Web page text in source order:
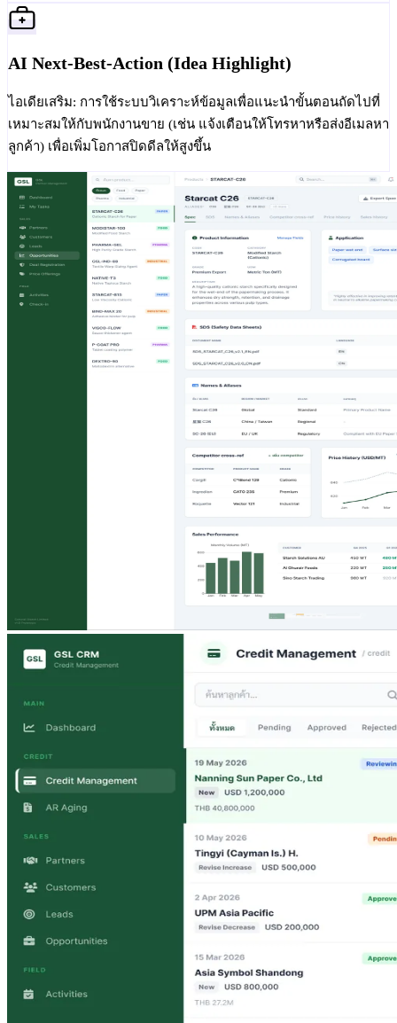
AI Next-Best-Action (Idea Highlight)
ไอเดียเสริม: การใช้ระบบวิเคราะห์ข้อมูลเพื่อแนะนำขั้นตอนถัดไปที่
เหมาะสมให้กับพนักงานขาย (เช่น แจ้งเตือนให้โทรหาหรือส่งอีเมลหา
ลูกค้า) เพื่อเพิ่มโอกาสปิดดีลให้สูงขึ้น